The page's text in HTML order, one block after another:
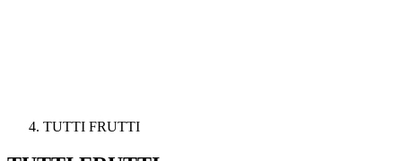
TUTTI FRUTTI